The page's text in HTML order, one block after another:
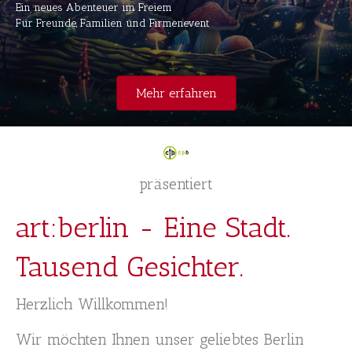
Ein neues Abenteuer im Freiem
Für Freunde, Familien und Firmenevent
Mehr erfahren
präsentiert
art:berlin - Eine Stadt.
Tausend Gesichter.
Herzlich Willkommen!
Wir möchten Ihnen unser geliebtes Berlin